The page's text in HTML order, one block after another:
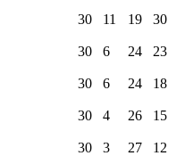
30 11 19 30
30 6 24 23
30 6 24 18
30 4 26 15
30 3 27 12